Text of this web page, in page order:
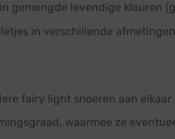
gemengde levendige kleuren
in verschillende
fairy light snoeren aan elkaar
waarmee ze